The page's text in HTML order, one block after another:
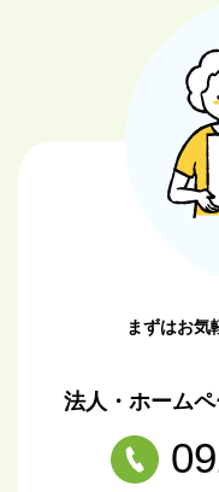
まずはお気
法人・ホーム